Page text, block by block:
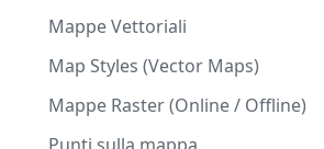
Mappe Vettoriali
Map Styles (Vector Maps)
Mappe Raster (Online / Offline)